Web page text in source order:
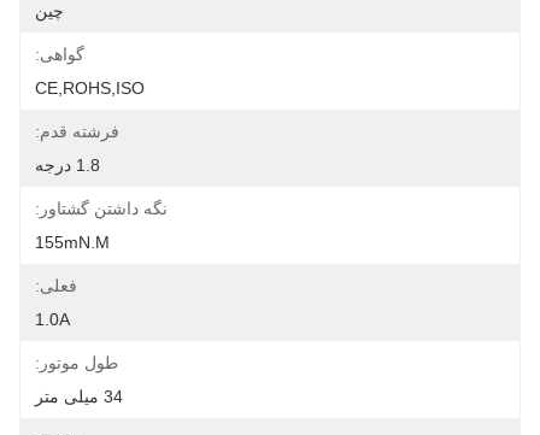
چین
گواهی:
CE,ROHS,ISO
فرشته قدم:
1.8 درجه
نگه داشتن گشتاور:
155mN.m
فعلی:
1.0A
طول موتور:
34 میلی متر